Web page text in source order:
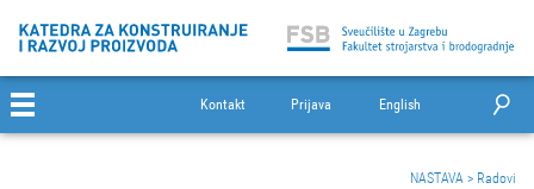
Kontakt Prijava English
NASTAVA > Radovi